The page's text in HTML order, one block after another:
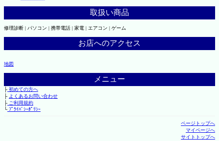
取扱い商品
修理診断 | パソコン | 携帯電話 | 家電 | エアコン | ゲーム
お店へのアクセス
地図
メニュー
├初めての方へ
├ よくあるお問い合わせ
├ご利用規約
└ﾌﾟﾗｲﾊﾞｼｰﾎﾟﾘｼｰ
ページトップへ
マイページへ
サイトトップへ